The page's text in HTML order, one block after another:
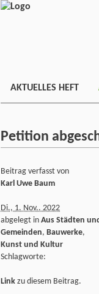
AKTUELLES HEFT
Petition
Beitrag verfasst von
Karl Uwe Baum
Di., 1. Nov.. 2022
abgelegt in Aus Städten
Gemeinden, Bauwerke,
Kunst und Kultur
Schlagworte:
Link zu diesem Beitrag.